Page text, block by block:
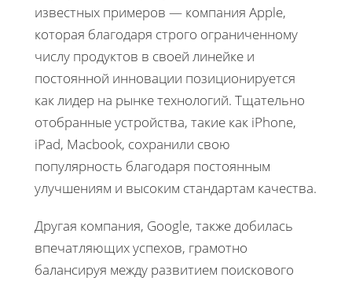
известных примеров — компания Apple,
которая благодаря строго ограниченному
числу продуктов в своей линейке и
постоянной инновации позиционируется
как лидер на рынке технологий. Тщательно
отобранные устройства, такие как iPhone,
iPad, Macbook, сохранили свою
популярность благодаря постоянным
улучшениям и высоким стандартам качества.
Другая компания, Google, также добилась
впечатляющих успехов, грамотно
балансируя между развитием поискового